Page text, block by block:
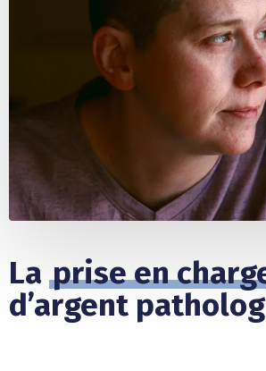
La prise en
d’argent